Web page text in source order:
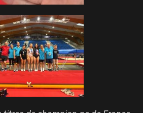
de champion·ne de France
gymnastes dans les catégories